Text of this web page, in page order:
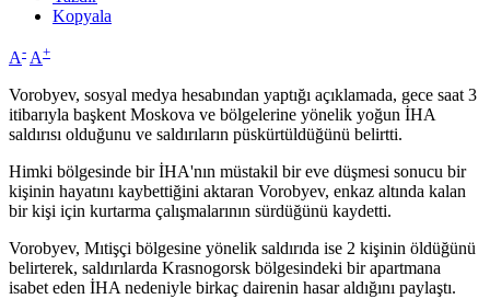
Kopyala
A- A+
Vorobyev, sosyal medya hesabından yaptığı açıklamada, gece saat 3
itibarıyla başkent Moskova ve bölgelerine yönelik yoğun İHA
saldırısı olduğunu ve saldırıların püskürtüldüğünü belirtti.
Himki bölgesinde bir İHA'nın müstakil bir eve düşmesi sonucu bir
kişinin hayatını kaybettiğini aktaran Vorobyev, enkaz altında kalan
bir kişi için kurtarma çalışmalarının sürdüğünü kaydetti.
Vorobyev, Mıtişçi bölgesine yönelik saldırıda ise 2 kişinin öldüğünü
belirterek, saldırılarda Krasnogorsk bölgesindeki bir apartmana
isabet eden İHA nedeniyle birkaç dairenin hasar aldığını paylaştı.